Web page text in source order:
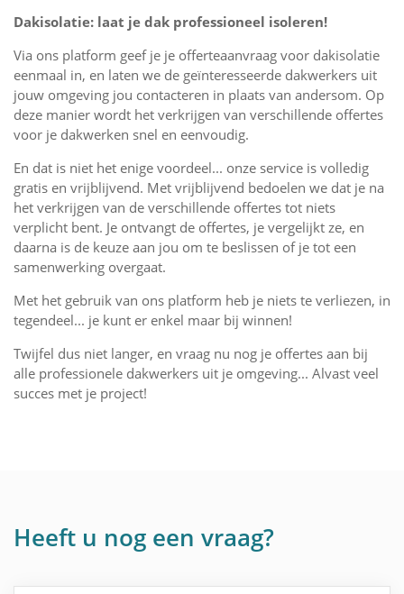
Dakisolatie: laat je dak professioneel isoleren!
Via ons platform geef je je offerteaanvraag voor dakisolatie
eenmaal in, en laten we de geïnteresseerde dakwerkers uit
jouw omgeving jou contacteren in plaats van andersom. Op
deze manier wordt het verkrijgen van verschillende offertes
voor je dakwerken snel en eenvoudig.
En dat is niet het enige voordeel... onze service is volledig
gratis en vrijblijvend. Met vrijblijvend bedoelen we dat je na
het verkrijgen van de verschillende offertes tot niets
verplicht bent. Je ontvangt de offertes, je vergelijkt ze, en
daarna is de keuze aan jou om te beslissen of je tot een
samenwerking overgaat.
Met het gebruik van ons platform heb je niets te verliezen, in
tegendeel... je kunt er enkel maar bij winnen!
Twijfel dus niet langer, en vraag nu nog je offertes aan bij
alle professionele dakwerkers uit je omgeving... Alvast veel
succes met je project!
Heeft u nog een vraag?